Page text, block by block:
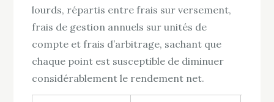
lourds, répartis entre frais sur versement,
frais de gestion annuels sur unités de
compte et frais d’arbitrage, sachant que
chaque point est susceptible de diminuer
considérablement le rendement net.